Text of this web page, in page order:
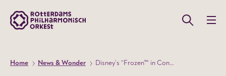
Home News & Wonder Disney’s “Frozen™ in Concert Live to Film”